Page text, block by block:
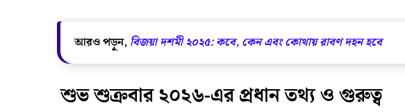
আরও পড়ুন, বিজয়া দশমী ২০২৫: কবে, কেন এবং কোথায় রাবণ দহন হবে
শুভ শুক্রবার ২০২৬-এর প্রধান তথ্য ও গুরুত্ব